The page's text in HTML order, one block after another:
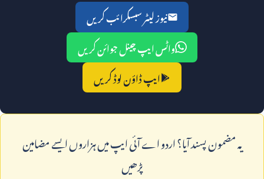
نیوز لیٹر سبسکرائب کریں
واٹس ایپ چینل جوائن کریں
ایپ ڈاؤن لوڈ کریں
يہ مضمون پسند آيا؟ اردو اے آئی ايپ ميں ہزاروں ايسے مضامين
پڑھيں